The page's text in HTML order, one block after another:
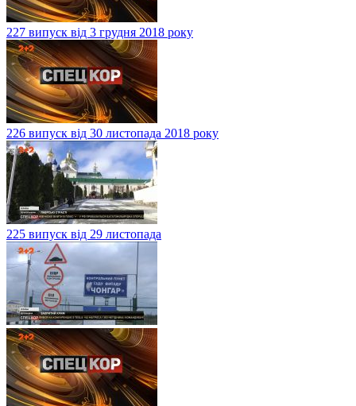
227 випуск від 3 грудня 2018 року
226 випуск від 30 листопада 2018 року
225 випуск від 29 листопада